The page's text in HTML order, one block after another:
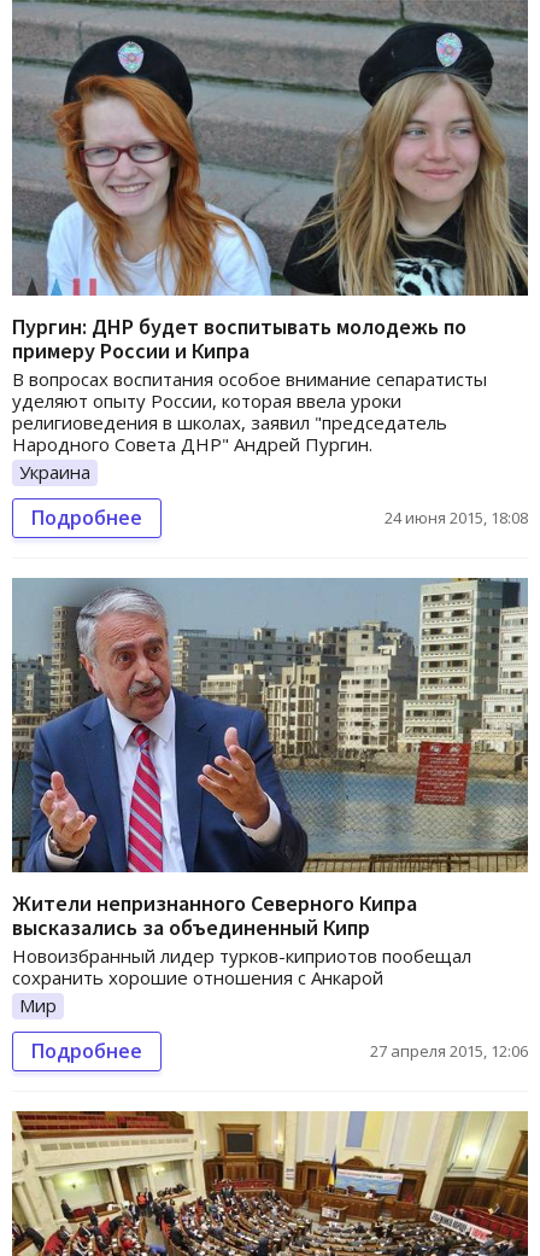
Пургин: ДНР будет воспитывать молодежь по
примеру России и Кипра
В вопросах воспитания особое внимание сепаратисты
уделяют опыту России, которая ввела уроки
религиоведения в школах, заявил "председатель
Народного Совета ДНР" Андрей Пургин.
Украина
Подробнее 24 июня 2015, 18:08
Жители непризнанного Северного Кипра
высказались за объединенный Кипр
Новоизбранный лидер турков-киприотов пообещал
сохранить хорошие отношения с Анкарой
Мир
Подробнее 27 апреля 2015, 12:06